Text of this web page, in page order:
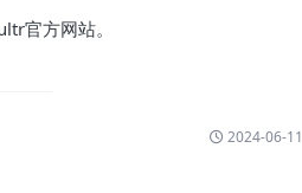
官方网站。
2024-06-11